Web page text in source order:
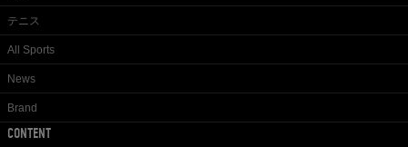
テニス
All Sports
News
Brand
CONTENT